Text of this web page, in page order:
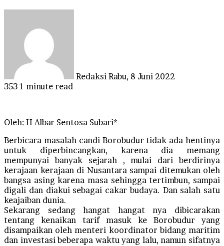
Redaksi Rabu, 8 Juni 2022
353 1 minute read
Oleh: H Albar Sentosa Subari*
Berbicara masalah candi Borobudur tidak ada hentinya
untuk diperbincangkan, karena dia memang
mempunyai banyak sejarah , mulai dari berdirinya
kerajaan kerajaan di Nusantara sampai ditemukan oleh
bangsa asing karena masa sehingga tertimbun, sampai
digali dan diakui sebagai cakar budaya. Dan salah satu
keajaiban dunia.
Sekarang sedang hangat hangat nya dibicarakan
tentang kenaikan tarif masuk ke Borobudur yang
disampaikan oleh menteri koordinator bidang maritim
dan investasi beberapa waktu yang lalu, namun sifatnya